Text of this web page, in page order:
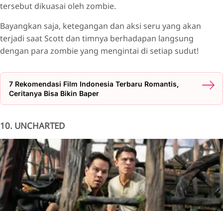
tersebut dikuasai oleh zombie.
Bayangkan saja, ketegangan dan aksi seru yang akan
terjadi saat Scott dan timnya berhadapan langsung
dengan para zombie yang mengintai di setiap sudut!
7 Rekomendasi Film Indonesia Terbaru Romantis,
Ceritanya Bisa Bikin Baper
10. UNCHARTED